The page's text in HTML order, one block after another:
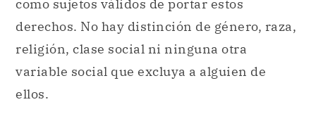
como sujetos válidos de portar estos
derechos. No hay distinción de género, raza,
religión, clase social ni ninguna otra
variable social que excluya a alguien de
ellos.